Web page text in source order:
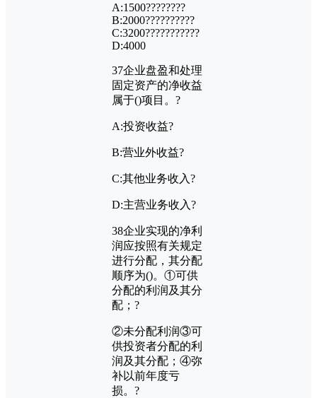
A:1500????????
B:2000??????????
C:3200???????????
D:4000
37企业盘盈和处理
固定资产的净收益
属于()项目。?
A:投资收益?
B:营业外收益?
C:其他业务收入?
D:主营业务收入?
38企业实现的净利
润应按照有关规定
进行分配，其分配
顺序为()。 ①可供
分配的利润及其分
配；?
②未分配利润③可
供投资者分配的利
润及其分配； ④弥
补以前年度亏
损。?